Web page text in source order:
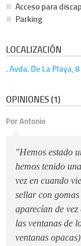
Acceso para
Parking
LOCALIZACIÓN
. Avda. De La Playa,
OPINIONES (1)
Por Antonio
"Hemos estado
hemos tenido
vez en cuando
sellar con
aparecían de
las ventanas de
ventanas